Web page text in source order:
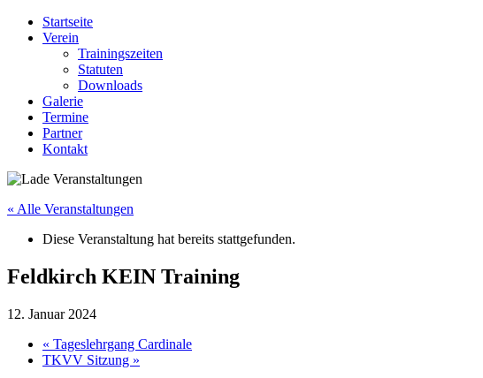
Startseite
Verein
Trainingszeiten
Statuten
Downloads
Galerie
Termine
Partner
Kontakt
« Alle Veranstaltungen
Diese Veranstaltung hat bereits stattgefunden.
Feldkirch KEIN Training
12. Januar 2024
« Tageslehrgang Cardinale
TKVV Sitzung »